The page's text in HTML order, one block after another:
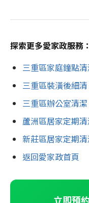
探索更多愛家政服務：
三重區家庭鐘點
三重區裝潢後細清
三重區辦公室清潔
蘆洲區居家定期
新莊區居家定期
返回愛家政首頁
立即預